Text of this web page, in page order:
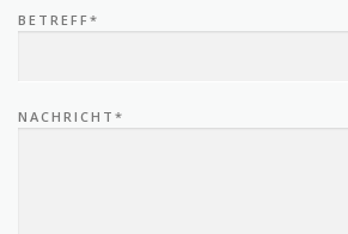
BETREFF*
NACHRICHT*